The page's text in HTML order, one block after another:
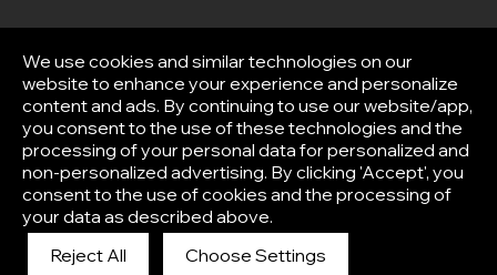
We use cookies and similar technologies on our
website to enhance your experience and personalize
content and ads. By continuing to use our website/app,
you consent to the use of these technologies and the
processing of your personal data for personalized and
non-personalized advertising. By clicking 'Accept', you
consent to the use of cookies and the processing of
your data as described above.
Reject All
Choose Settings